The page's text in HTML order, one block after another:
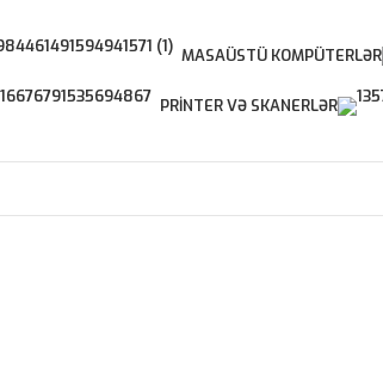
MASAÜSTÜ KOMPÜTERLƏR
PRINTER VƏ SKANERLƏR